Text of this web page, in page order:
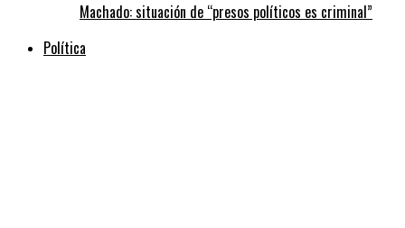
Machado: situación de “presos políticos es criminal”
Política